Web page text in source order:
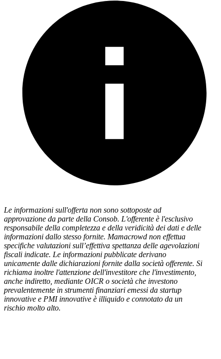
Le informazioni sull'offerta non sono sottoposte ad
approvazione da parte della Consob. L'offerente è l'esclusivo
responsabile della completezza e della veridicità dei dati e delle
informazioni dallo stesso fornite. Mamacrowd non effettua
specifiche valutazioni sull’effettiva spettanza delle agevolazioni
fiscali indicate. Le informazioni pubblicate derivano
unicamente dalle dichiarazioni fornite dalla società offerente. Si
richiama inoltre l'attenzione dell'investitore che l'investimento,
anche indiretto, mediante OICR o società che investono
prevalentemente in strumenti finanziari emessi da startup
innovative e PMI innovative è illiquido e connotato da un
rischio molto alto.